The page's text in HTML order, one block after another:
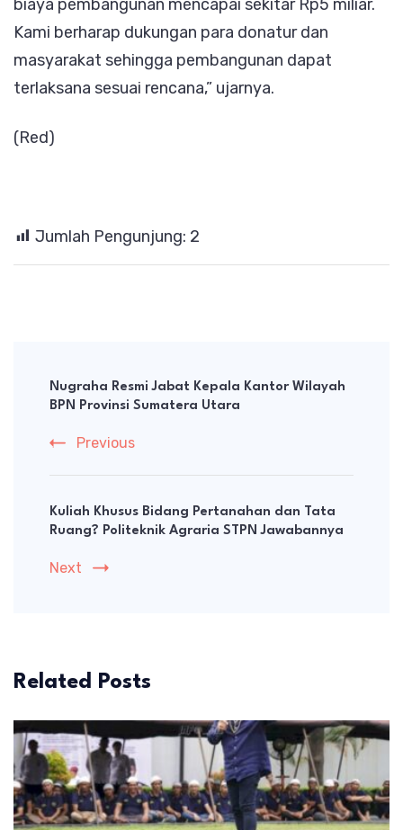
biaya pembangunan mencapai sekitar Rp5 miliar.
Kami berharap dukungan para donatur dan
masyarakat sehingga pembangunan dapat
terlaksana sesuai rencana,” ujarnya.
(Red)
Jumlah Pengunjung: 2
Navigation
Nugraha Resmi Jabat Kepala Kantor Wilayah
BPN Provinsi Sumatera Utara
Previous
Kuliah Khusus Bidang Pertanahan dan Tata
Ruang? Politeknik Agraria STPN Jawabannya
Next
Related Posts